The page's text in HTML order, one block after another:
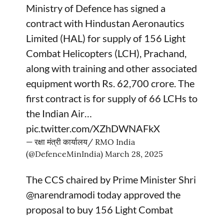
Ministry of Defence has signed a
contract with Hindustan Aeronautics
Limited (HAL) for supply of 156 Light
Combat Helicopters (LCH), Prachand,
along with training and other associated
equipment worth Rs. 62,700 crore. The
first contract is for supply of 66 LCHs to
the Indian Air…
pic.twitter.com/XZhDWNAFkX
— रक्षा मंत्री कार्यालय/ RMO India
(@DefenceMinIndia) March 28, 2025
The CCS chaired by Prime Minister Shri
@narendramodi today approved the
proposal to buy 156 Light Combat